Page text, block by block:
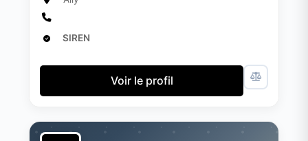
SIREN
Voir le profil